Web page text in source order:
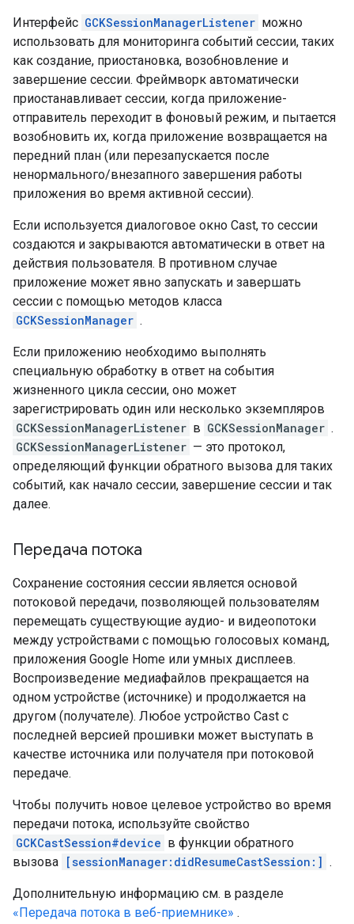
Интерфейс GCKSessionManagerListener можно
использовать для мониторинга событий сессии, таких
как создание, приостановка, возобновление и
завершение сессии. Фреймворк автоматически
приостанавливает сессии, когда приложение-
отправитель переходит в фоновый режим, и пытается
возобновить их, когда приложение возвращается на
передний план (или перезапускается после
ненормального/внезапного завершения работы
приложения во время активной сессии).
Если используется диалоговое окно Cast, то сессии
создаются и закрываются автоматически в ответ на
действия пользователя. В противном случае
приложение может явно запускать и завершать
сессии с помощью методов класса
GCKSessionManager .
Если приложению необходимо выполнять
специальную обработку в ответ на события
жизненного цикла сессии, оно может
зарегистрировать один или несколько экземпляров
GCKSessionManagerListener в GCKSessionManager .
GCKSessionManagerListener — это протокол,
определяющий функции обратного вызова для таких
событий, как начало сессии, завершение сессии и так
далее.
Передача потока
Сохранение состояния сессии является основой
потоковой передачи, позволяющей пользователям
перемещать существующие аудио- и видеопотоки
между устройствами с помощью голосовых команд,
приложения Google Home или умных дисплеев.
Воспроизведение медиафайлов прекращается на
одном устройстве (источнике) и продолжается на
другом (получателе). Любое устройство Cast с
последней версией прошивки может выступать в
качестве источника или получателя при потоковой
передаче.
Чтобы получить новое целевое устройство во время
передачи потока, используйте свойство
GCKCastSession#device в функции обратного
вызова [sessionManager:didResumeCastSession:] .
Дополнительную информацию см. в разделе
«Передача потока в веб-приемнике» .